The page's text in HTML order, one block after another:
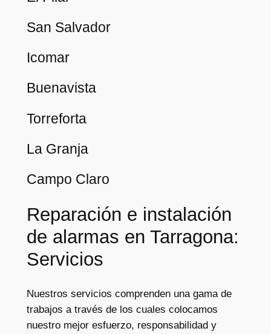
San Salvador
Icomar
Buenavista
Torreforta
La Granja
Campo Claro
Reparación e instalación
de alarmas en Tarragona:
Servicios
Nuestros servicios comprenden una gama de
trabajos a través de los cuales colocamos
nuestro mejor esfuerzo, responsabilidad y